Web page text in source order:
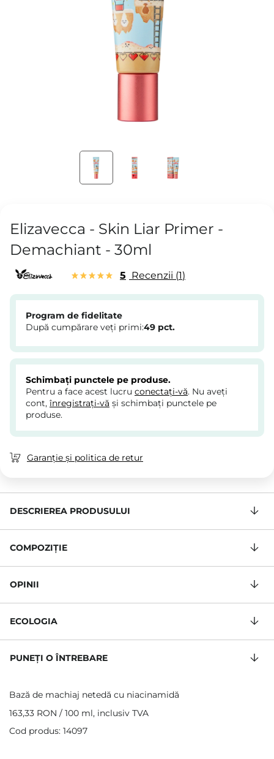
Elizavecca - Skin Liar Primer -
Demachiant - 30ml
5 Recenzii 1
Program de fidelitate
După cumpărare veți primi:49 pct.
Schimbați punctele pe produse.
Pentru a face acest lucru conectați-vă. Nu aveți
cont, înregistrați-vă și schimbați punctele pe
produse.
Garanție și politica de retur
DESCRIEREA PRODUSULUI
COMPOZIŢIE
OPINII
ECOLOGIA
PUNEȚI O ÎNTREBARE
Bază de machiaj netedă cu niacinamidă
163,33 RON / 100 ml, inclusiv TVA
Cod produs: 14097